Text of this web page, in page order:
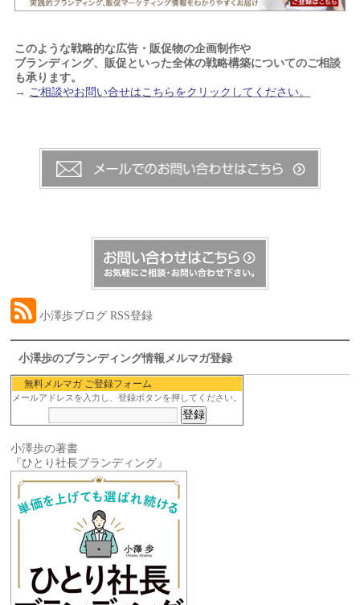
このような戦略的な広告・販促物の企画制作や
ブランディング、販促といった全体の戦略構築についてのご相談
も承ります。
→ ご相談やお問い合せはこちらをクリックしてください。
小澤歩ブログ RSS登録
小澤歩のブランディング情報メルマガ登録
無料メルマガ ご登録フォーム
メールアドレスを入力し、登録ボタンを押してください。
小澤歩の著書
『ひとり社長ブランディング』